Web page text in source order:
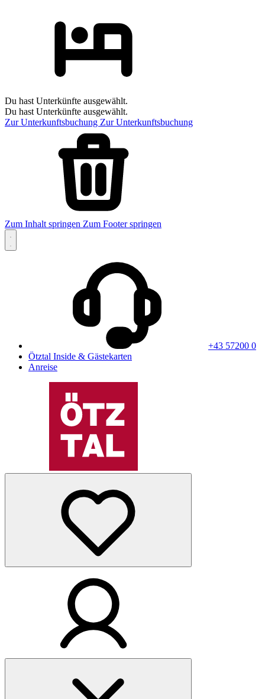
Du hast Unterkünfte ausgewählt.
Du hast Unterkünfte ausgewählt.
Zur Unterkunftsbuchung Zur Unterkunftsbuchung
Zum Inhalt springen Zum Footer springen
+43 57200 0
Ötztal Inside & Gästekarten
Anreise